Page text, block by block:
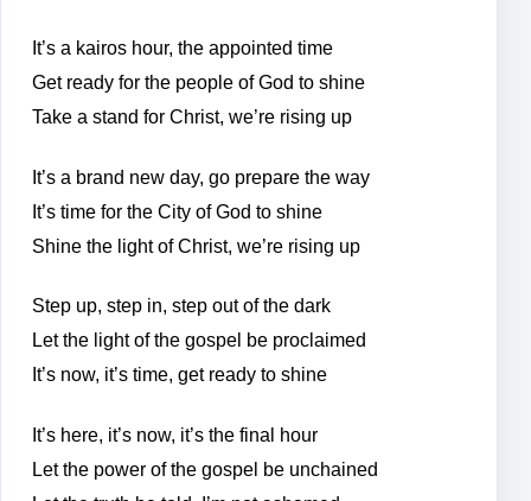
It’s a kairos hour, the appointed time
Get ready for the people of God to shine
Take a stand for Christ, we’re rising up
It’s a brand new day, go prepare the way
It’s time for the City of God to shine
Shine the light of Christ, we’re rising up
Step up, step in, step out of the dark
Let the light of the gospel be proclaimed
It’s now, it’s time, get ready to shine
It’s here, it’s now, it’s the final hour
Let the power of the gospel be unchained